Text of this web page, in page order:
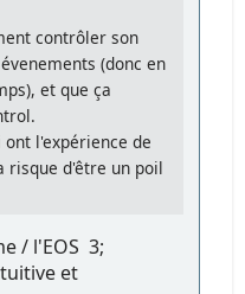
contrôler son
(donc en
et que ça
l'expérience de
risque d'être un poil
/ l'EOS 3;
et